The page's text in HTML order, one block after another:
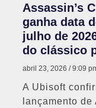
Assassin’s
ganha data
julho de
do clássico
abril 23, 2026 9:09
A Ubisoft
lançamento